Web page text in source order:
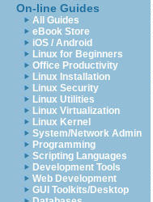
On-line Guides
All Guides
eBook Store
iOS / Android
Linux for Beginners
Office Productivity
Linux Installation
Linux Security
Linux Utilities
Linux Virtualization
Linux Kernel
System/Network Admin
Programming
Scripting Languages
Development Tools
Web Development
GUI Toolkits/Desktop